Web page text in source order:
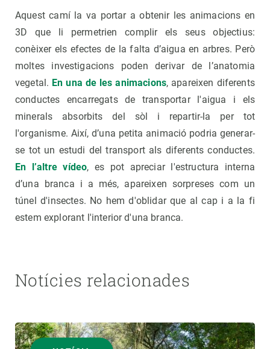
Aquest camí la va portar a obtenir les animacions en
3D que li permetrien complir els seus objectius:
conèixer els efectes de la falta d’aigua en arbres. Però
moltes investigacions poden derivar de l’anatomia
vegetal. En una de les animacions, apareixen diferents
conductes encarregats de transportar l'aigua i els
minerals absorbits del sòl i repartir-la per tot
l'organisme. Així, d’una petita animació podria generar-
se tot un estudi del transport als diferents conductes.
En l’altre vídeo, es pot apreciar l'estructura interna
d’una branca i a més, apareixen sorpreses com un
túnel d'insectes. No hem d'oblidar que al cap i a la fi
estem explorant l'interior d'una branca.
Notícies relacionades